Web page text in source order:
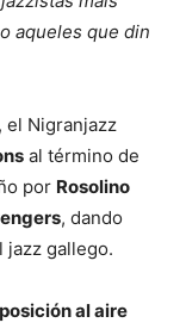
aqueles que din
el Nigranjazz
al término de
por Rosolino
, dando
jazz gallego.
al aire